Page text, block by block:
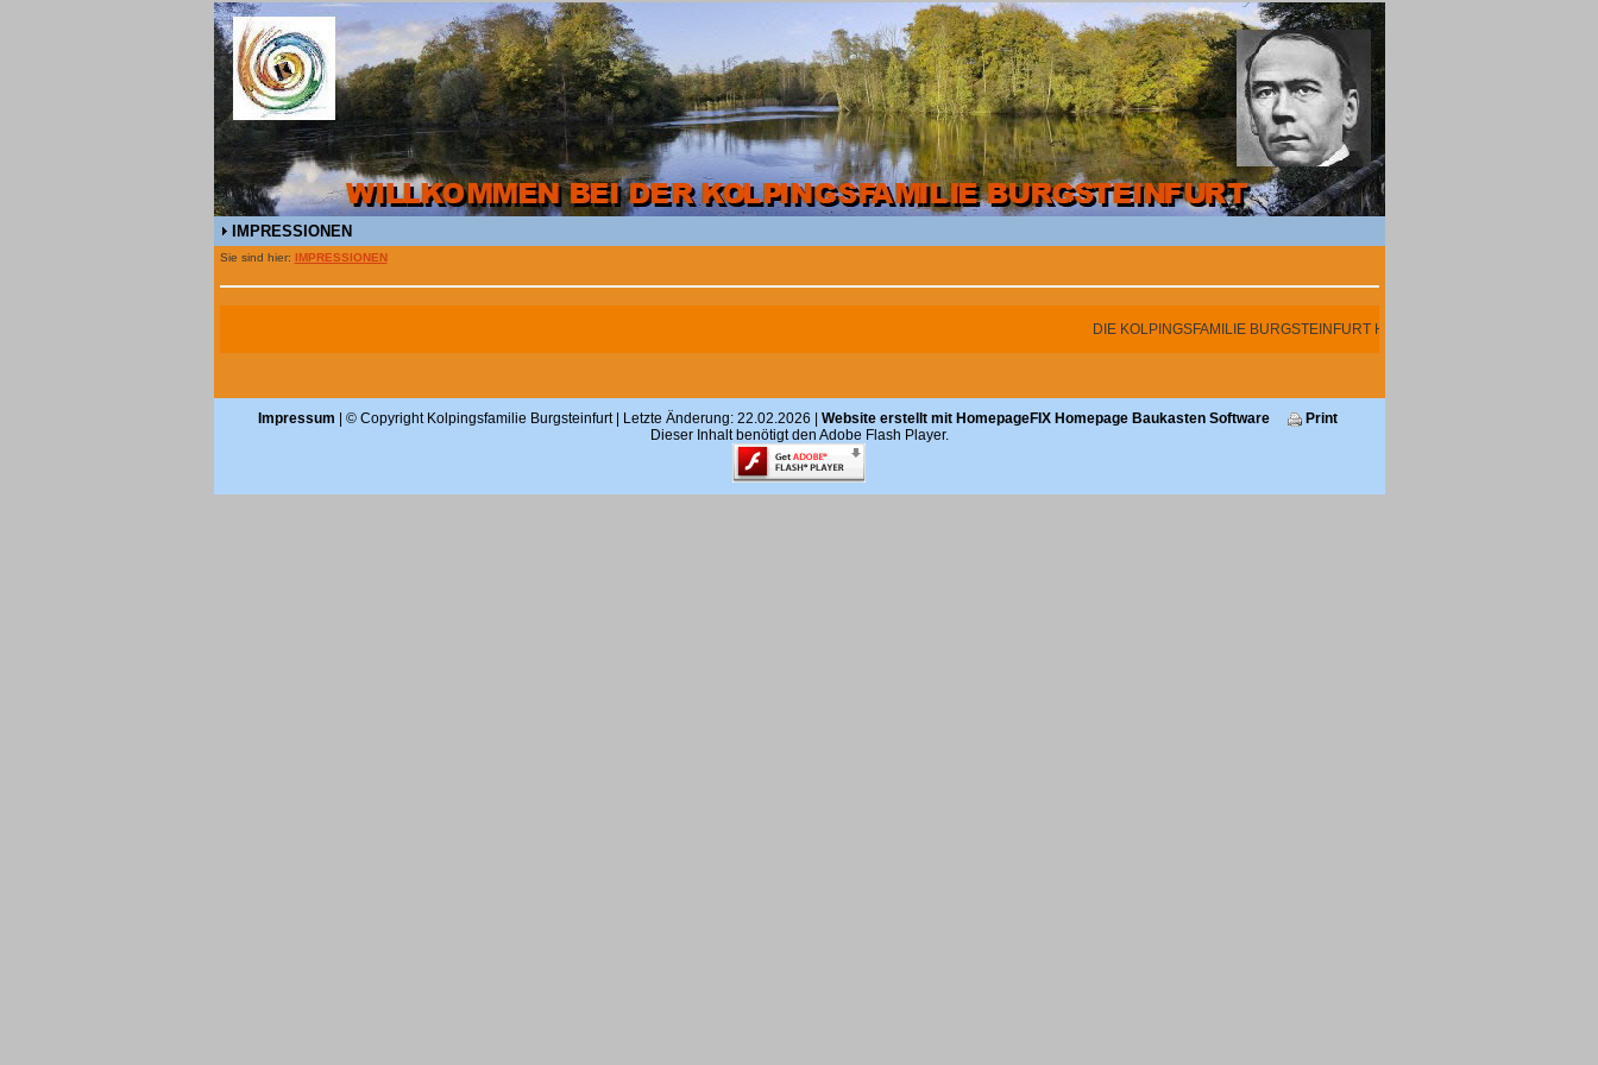
IMPRESSIONEN
Sie sind hier: IMPRESSIONEN
DIE KOLPINGSFAMILIE BURGSTEINFURT HAT SICH ENDE 2025 LEIDER
Impressum | © Copyright Kolpingsfamilie Burgsteinfurt | Letzte Änderung: 22.02.2026 | Website erstellt mit HomepageFIX Homepage Baukasten Software
Print
Dieser Inhalt benötigt den Adobe Flash Player.